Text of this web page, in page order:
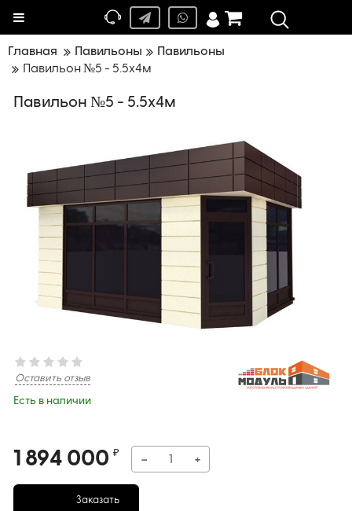
Главная Павильоны
Павильоны
Павильон №5 - 5.5х4м
Павильон №5 - 5.5х4м
Оставить отзыв
Есть в наличии
1 894 000 ₽ − +
Заказать